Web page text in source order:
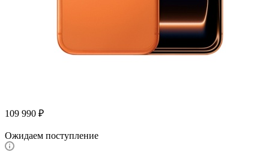
109 990 ₽
Ожидаем поступление